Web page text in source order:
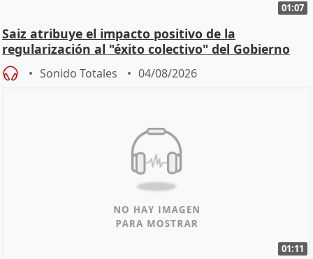
01:07
Saiz atribuye el impacto positivo de la
regularización al "éxito colectivo" del Gobierno
Sonido Totales 04/08/2026
01:11